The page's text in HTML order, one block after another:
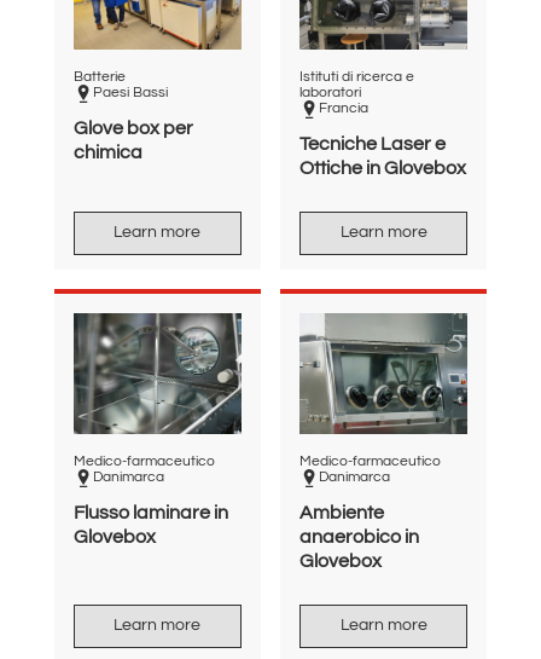
Batterie
Paesi Bassi
Glove box per
chimica
Learn more
Istituti di ricerca e
laboratori
Francia
Tecniche Laser e
Ottiche in Glovebox
Learn more
Medico-farmaceutico
Danimarca
Flusso laminare in
Glovebox
Learn more
Medico-farmaceutico
Danimarca
Ambiente
anaerobico in
Glovebox
Learn more